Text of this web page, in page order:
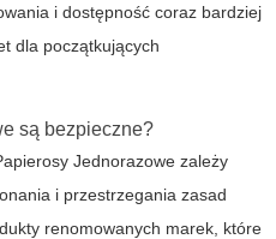
i dostępność coraz bardziej
dla początkujących
są bezpieczne?
Jednorazowe zależy
i przestrzegania zasad
renomowanych marek, które